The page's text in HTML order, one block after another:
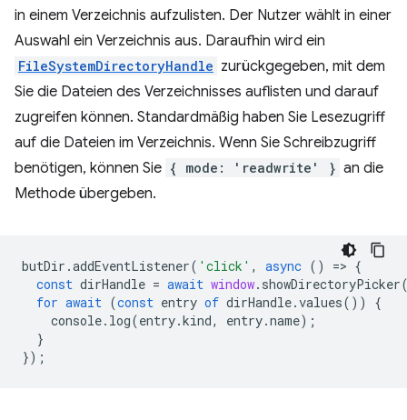
in einem Verzeichnis aufzulisten. Der Nutzer wählt in einer
Auswahl ein Verzeichnis aus. Daraufhin wird ein
FileSystemDirectoryHandle zurückgegeben, mit dem
Sie die Dateien des Verzeichnisses auflisten und darauf
zugreifen können. Standardmäßig haben Sie Lesezugriff
auf die Dateien im Verzeichnis. Wenn Sie Schreibzugriff
benötigen, können Sie { mode: 'readwrite' } an die
Methode übergeben.
butDir .addEventListener( 'click' , async () => {
const dirHandle = await window. showDirectoryPicker
for await (const entry of dirHandle.values())
{
console. log(entry.kind, entry.name);
}
});